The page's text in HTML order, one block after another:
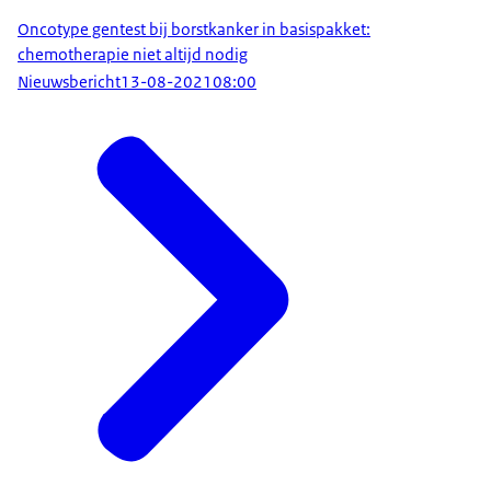
Oncotype gentest bij borstkanker in basispakket:
chemotherapie niet altijd nodig
Nieuwsbericht13-08-202108:00